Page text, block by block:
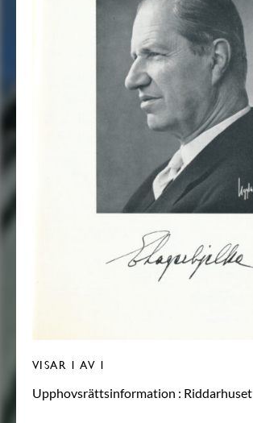
VISAR 1 AV 1
Upphovsrättsinformation : Riddarhuset